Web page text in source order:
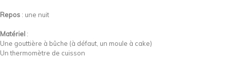
Repos : une nuit
Matériel :
Une gouttière à bûche (à défaut, un moule à cake)
Un thermomètre de cuisson